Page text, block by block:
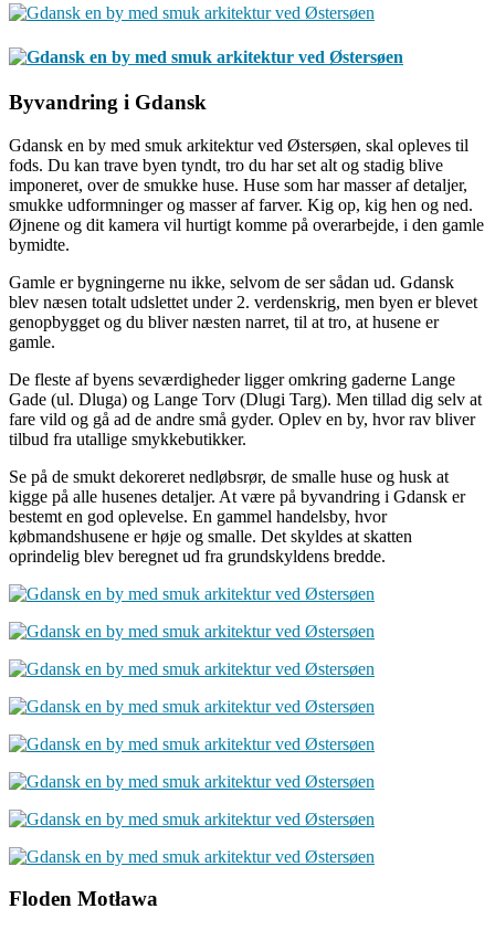
Byvandring i Gdansk
Gdansk en by med smuk arkitektur ved Østersøen, skal opleves til
fods. Du kan trave byen tyndt, tro du har set alt og stadig blive
imponeret, over de smukke huse. Huse som har masser af detaljer,
smukke udformninger og masser af farver. Kig op, kig hen og ned.
Øjnene og dit kamera vil hurtigt komme på overarbejde, i den gamle
bymidte.
Gamle er bygningerne nu ikke, selvom de ser sådan ud. Gdansk
blev næsen totalt udslettet under 2. verdenskrig, men byen er blevet
genopbygget og du bliver næsten narret, til at tro, at husene er
gamle.
De fleste af byens seværdigheder ligger omkring gaderne Lange
Gade (ul. Dluga) og Lange Torv (Dlugi Targ). Men tillad dig selv at
fare vild og gå ad de andre små gyder. Oplev en by, hvor rav bliver
tilbud fra utallige smykkebutikker.
Se på de smukt dekoreret nedløbsrør, de smalle huse og husk at
kigge på alle husenes detaljer. At være på byvandring i Gdansk er
bestemt en god oplevelse. En gammel handelsby, hvor
købmandshusene er høje og smalle. Det skyldes at skatten
oprindelig blev beregnet ud fra grundskyldens bredde.
Floden Motława